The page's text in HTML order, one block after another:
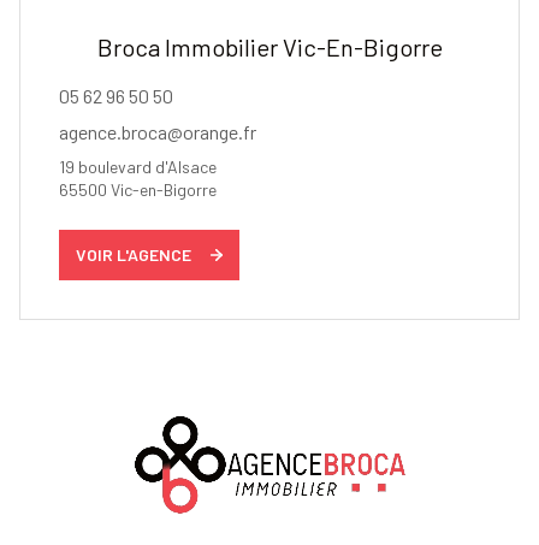
Broca Immobilier Vic-En-Bigorre
05 62 96 50 50
agence.broca@orange.fr
19 boulevard d'Alsace
65500 Vic-en-Bigorre
VOIR L'AGENCE